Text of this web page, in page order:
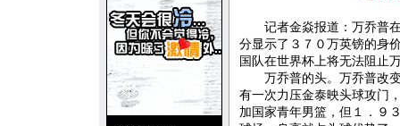
记者金焱报道：万乔普在
分显示了３７０万英镑的身
国队在世界杯上将无法阻止
万乔普的头。万乔普改变
有一次力压金泰映头球攻门
加国家青年男篮，但１．９